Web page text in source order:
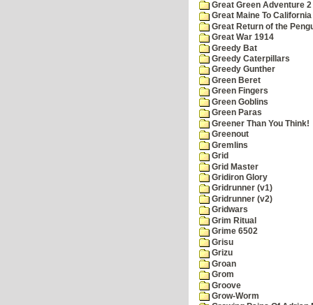
Great Green Adventure
Great Maine To
Great Return of the
Great War 1914
Greedy Bat
Greedy Caterpillars
Greedy Gunther
Green Beret
Green Fingers
Green Goblins
Green Paras
Greener Than You Think!
Greenout
Gremlins
Grid
Grid Master
Gridiron Glory
Gridrunner (v1)
Gridrunner (v2)
Gridwars
Grim Ritual
Grime 6502
Grisu
Grizu
Groan
Grom
Groove
Grow-Worm